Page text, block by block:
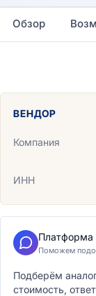
Обзор
ВЕНДОР
Компания
ИНН
Платформа
Поможем
Подберём
стоимость,